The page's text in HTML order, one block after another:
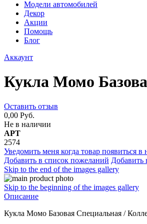
Модели автомобилей
Декор
Акции
Помощь
Блог
Аккаунт
Кукла Момо
Оставить отзыв
0,00 Руб.
Не в наличии
АРТ
2574
Уведомить меня когда товар появиться в
Добавить в список пожеланий Добавить
Skip to the end of the images gallery
Skip to the beginning of the images gallery
Описание
Кукла Момо Базовая Специальная /